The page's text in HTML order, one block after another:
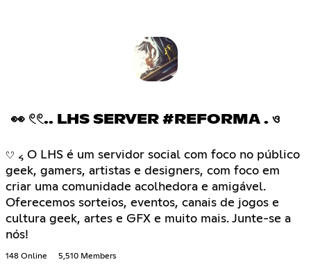
👀 𓏲𓏲.. LHS SERVER #REFORMA . ও
𔘓 ៹ O LHS é um servidor social com foco no público
geek, gamers, artistas e designers, com foco em
criar uma comunidade acolhedora e amigável.
Oferecemos sorteios, eventos, canais de jogos e
cultura geek, artes e GFX e muito mais. Junte-se a
nós!
148 Online 5,510 Members